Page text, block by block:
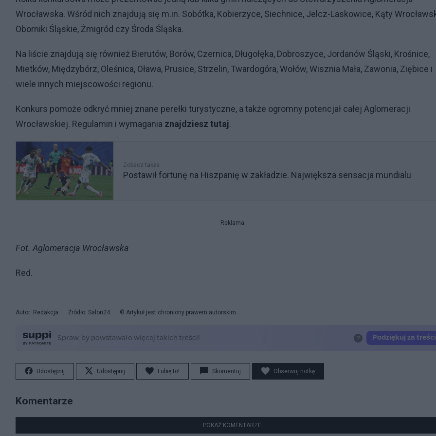
Wrocławska. Wśród nich znajdują się m.in. Sobótka, Kobierzyce, Siechnice, Jelcz-Laskowice, Kąty
Oborniki Śląskie, Żmigród czy Środa Śląska.
Na liście znajdują się również Bierutów, Borów, Czernica, Długołęka, Dobroszyce, Jordanów Śląski, Krośnice,
Mietków, Międzybórz, Oleśnica, Oława, Prusice, Strzelin, Twardogóra, Wołów, Wisznia Mała, Zawonia, Ziębice i
wiele innych miejscowości regionu.
Konkurs pomoże odkryć mniej znane perełki turystyczne, a także ogromny potencjał całej Aglomeracji
Wrocławskiej. Regulamin i wymagania znajdziesz tutaj.
Zobacz także
Postawił fortunę na Hiszpanię w zakładzie. Największa sensacja mundialu
Reklama
Fot. Aglomeracja Wrocławska
Red.
Autor: Redakcja Źródło: Salon24 © Artykuł jest chroniony prawem autorskim.
Udostępnij Udostępnij Lubię to! Skomentuj Obserwuj notkę
Komentarze
POKAŻ KOMENTARZE